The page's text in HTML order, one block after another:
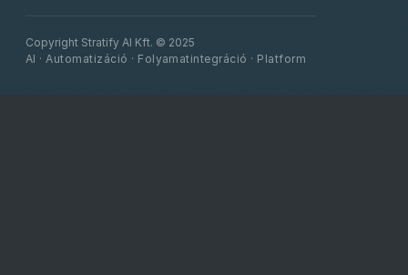
Copyright Stratify AI Kft. © 2025
AI · Automatizáció · Folyamatintegráció · Platform